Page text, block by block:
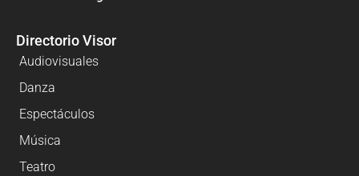
Directorio Visor
Audiovisuales
Danza
Espectáculos
Música
Teatro